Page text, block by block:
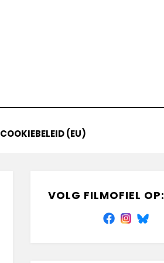
COOKIEBELEID (EU)
VOLG FILMOFIEL OP: